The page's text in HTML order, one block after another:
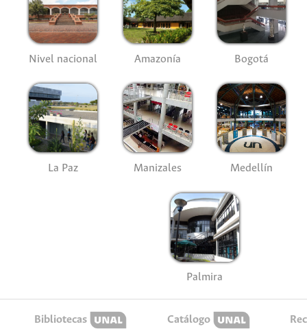
Nivel nacional Amazonía Bogotá
La Paz Manizales Medellín
Palmira
Bibliotecas Catálogo